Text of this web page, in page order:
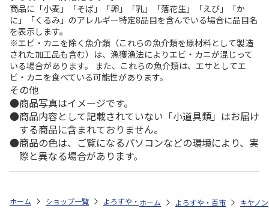
商品に「小麦」「そば」「卵」「乳」「落花生」「えび」「か
に」「くるみ」のアレルギー特定8品目を含んでいる場合に品目名
を表示します。
※エビ・カニを除く魚介類（これらの魚介類を原材料として製造
された加工品も含む）は、漁獲漁法によりエビ・カニが混じって
いる場合があります。 また、これらの魚介類は、エサとしてエ
ビ・カニを食べている可能性があります。
その他
商品写真はイメージです。
商品内容として記載されていない「小道具類」はお届け
する商品に含まれておりません。
商品の色は、ご覧になるパソコンなどの環境により、実
際と異なる場合があります。
ホーム ショップ一覧 よろずや・百市 エコリカ キヤノンＢＣ－３
ホーム よろずや・百市 キヤノン